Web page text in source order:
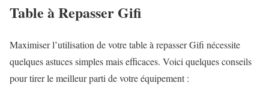
Table à Repasser Gifi
Maximiser l’utilisation de votre table à repasser Gifi nécessite
quelques astuces simples mais efficaces. Voici quelques conseils
pour tirer le meilleur parti de votre équipement :